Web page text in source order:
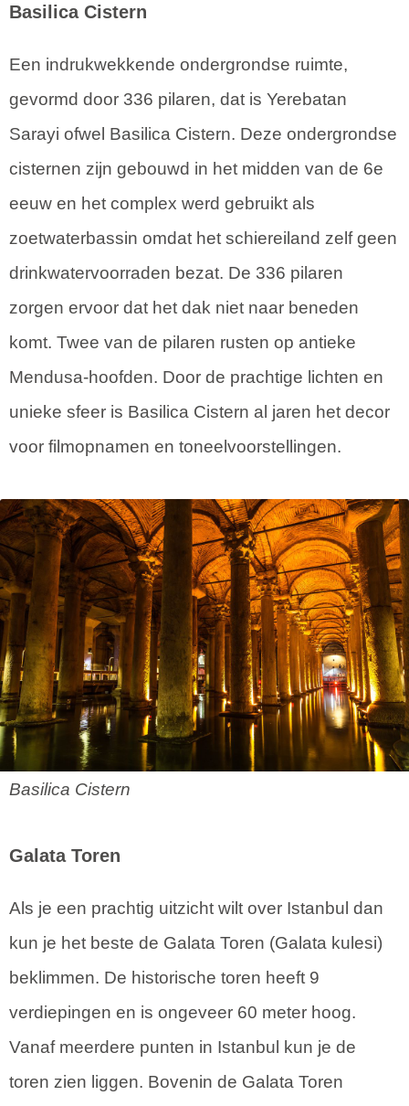
Basilica Cistern
Een indrukwekkende ondergrondse ruimte,
gevormd door 336 pilaren, dat is Yerebatan
Sarayi ofwel Basilica Cistern. Deze ondergrondse
cisternen zijn gebouwd in het midden van de 6e
eeuw en het complex werd gebruikt als
zoetwaterbassin omdat het schiereiland zelf geen
drinkwatervoorraden bezat. De 336 pilaren
zorgen ervoor dat het dak niet naar beneden
komt. Twee van de pilaren rusten op antieke
Mendusa-hoofden. Door de prachtige lichten en
unieke sfeer is Basilica Cistern al jaren het decor
voor filmopnamen en toneelvoorstellingen.
Basilica Cistern
Galata Toren
Als je een prachtig uitzicht wilt over Istanbul dan
kun je het beste de Galata Toren (Galata kulesi)
beklimmen. De historische toren heeft 9
verdiepingen en is ongeveer 60 meter hoog.
Vanaf meerdere punten in Istanbul kun je de
toren zien liggen. Bovenin de Galata Toren